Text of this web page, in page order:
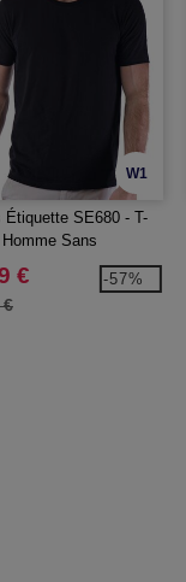
W1
Étiquette SE680 - T-
Sans
€
€
-57%